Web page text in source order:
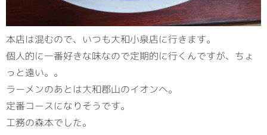
本店は混むので、いつも大和小泉店に行きます。
個人的に一番好きな味なので定期的に行くんですが、ちょ
っと遠い。。
ラーメンのあとは大和郡山のイオンへ。
定番コースになりそうです。
工務の森本でした。